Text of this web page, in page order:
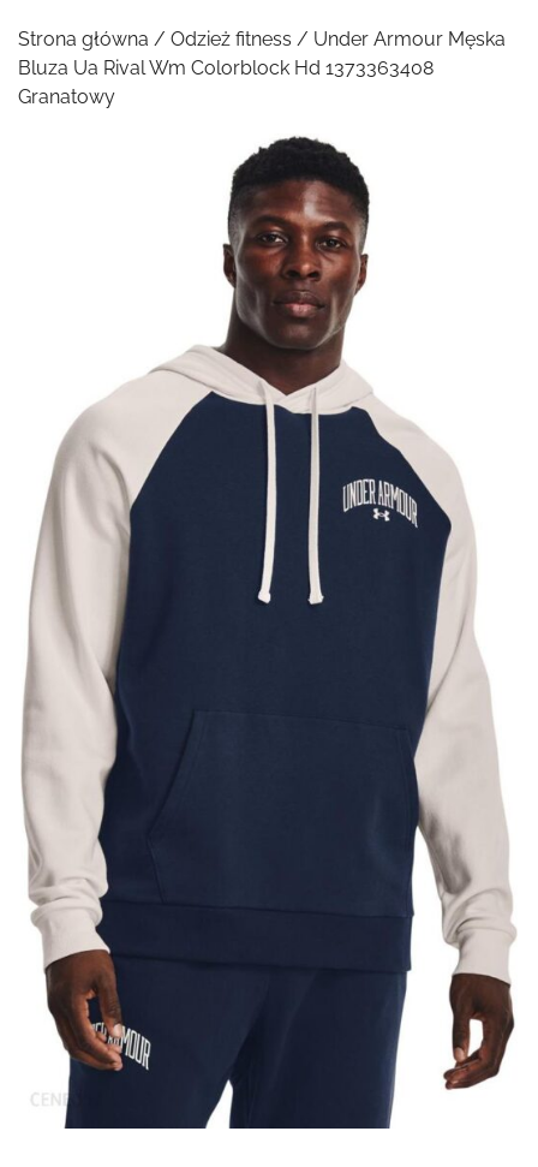
Strona główna / Odzież fitness / Under Armour Męska
Bluza Ua Rival Wm Colorblock Hd 1373363408
Granatowy